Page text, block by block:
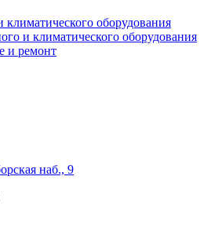
климатического оборудования
и климатического оборудования
и ремонт
наб., 9